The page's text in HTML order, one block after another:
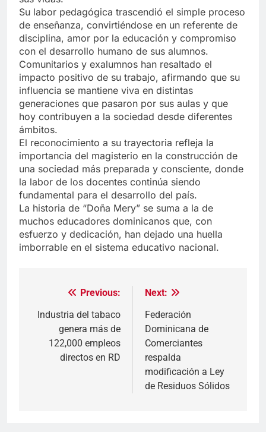
Su labor pedagógica trascendió el simple proceso
de enseñanza, convirtiéndose en un referente de
disciplina, amor por la educación y compromiso
con el desarrollo humano de sus alumnos.
Comunitarios y exalumnos han resaltado el
impacto positivo de su trabajo, afirmando que su
influencia se mantiene viva en distintas
generaciones que pasaron por sus aulas y que
hoy contribuyen a la sociedad desde diferentes
ámbitos.
El reconocimiento a su trayectoria refleja la
importancia del magisterio en la construcción de
una sociedad más preparada y consciente, donde
la labor de los docentes continúa siendo
fundamental para el desarrollo del país.
La historia de “Doña Mery” se suma a la de
muchos educadores dominicanos que, con
esfuerzo y dedicación, han dejado una huella
imborrable en el sistema educativo nacional.
Navegación
de
entradas
Previous:
Industria del tabaco
genera más de
122,000 empleos
directos en RD
Next:
Federación
Dominicana de
Comerciantes
respalda
modificación a Ley
de Residuos Sólidos